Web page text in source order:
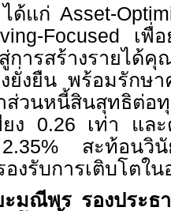
ด้แก่ Asset-
Focused เพื่
การสร้างรายไ
ยั่งยืน พร้อมรักษา
ส่วนหนี้สินสุทธิต่อ
ง 0.26 เท่า และ
2.35% สะท้อนวินั
งรับการเติบโตใ
มณีพร รองประธ